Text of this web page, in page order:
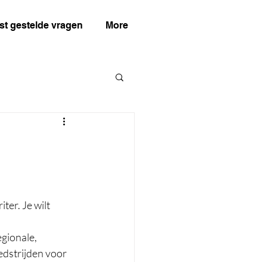
gestelde vragen More
Je wilt
voor